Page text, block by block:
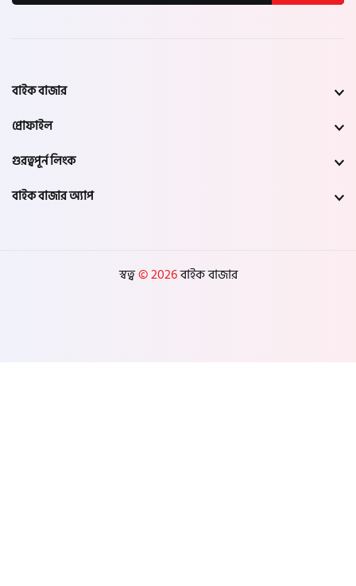
বাইক বাজার
প্রোফাইল
গুরত্বপূর্ন লিংক
বাইক বাজার অ্যাপ
স্বত্ব© 2026বাইক বাজার